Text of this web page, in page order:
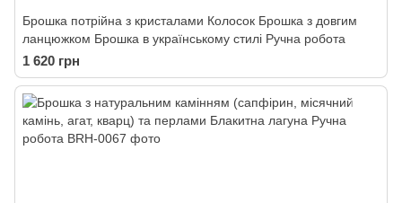
Брошка потрійна з кристалами Колосок Брошка з довгим
ланцюжком Брошка в українському стилі Ручна робота
1 620 грн